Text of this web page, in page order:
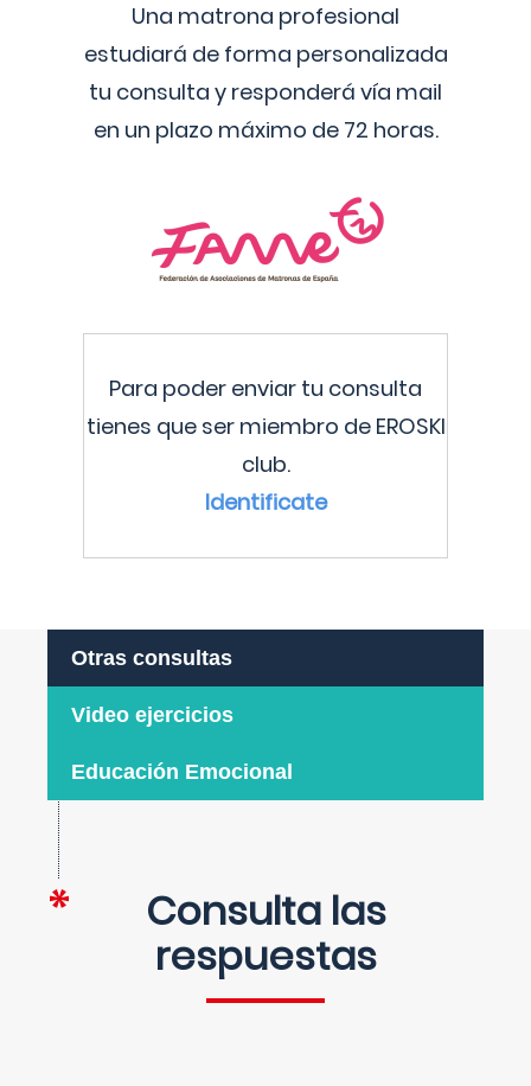
Una matrona profesional
estudiará de forma personalizada
tu consulta y responderá vía mail
en un plazo máximo de 72 horas.
Para poder enviar tu consulta
tienes que ser miembro de EROSKI
club.
Identificate
Otras consultas
Video ejercicios
Educación Emocional
Consulta las
respuestas